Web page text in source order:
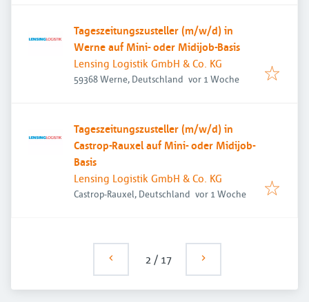
Tageszeitungszusteller (m/w/d) in
Werne auf Mini- oder Midijob-Basis
Lensing Logistik GmbH & Co. KG
59368 Werne, Deutschland Veröffentlicht
vor 1 Woche
Tageszeitungszusteller (m/w/d) in
Castrop-Rauxel auf Mini- oder Midijob-
Basis
Lensing Logistik GmbH & Co. KG
Castrop-Rauxel, Deutschland Veröffentlicht
vor 1 Woche
2 / 17